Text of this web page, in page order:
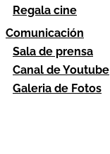
Regala cine
Comunicación
Sala de prensa
Canal de Youtube
Galeria de Fotos